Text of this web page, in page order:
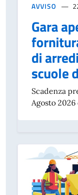
AVVISO
Gara
di
scuole
Scadenza
Agosto 2026